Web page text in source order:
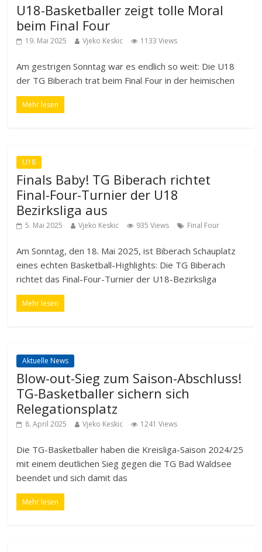
U18-Basketballer zeigt tolle Moral
beim Final Four
19. Mai 2025 Vjeko Keskic 1133 Views
Am gestrigen Sonntag war es endlich so weit: Die U18
der TG Biberach trat beim Final Four in der heimischen
Mehr lesen
U18
Finals Baby! TG Biberach richtet
Final-Four-Turnier der U18
Bezirksliga aus
5. Mai 2025 Vjeko Keskic 935 Views Final Four
Am Sonntag, den 18. Mai 2025, ist Biberach Schauplatz
eines echten Basketball-Highlights: Die TG Biberach
richtet das Final-Four-Turnier der U18-Bezirksliga
Mehr lesen
Aktuelle News
Blow-out-Sieg zum Saison-Abschluss!
TG-Basketballer sichern sich
Relegationsplatz
8. April 2025 Vjeko Keskic 1241 Views
Die TG-Basketballer haben die Kreisliga-Saison 2024/25
mit einem deutlichen Sieg gegen die TG Bad Waldsee
beendet und sich damit das
Mehr lesen